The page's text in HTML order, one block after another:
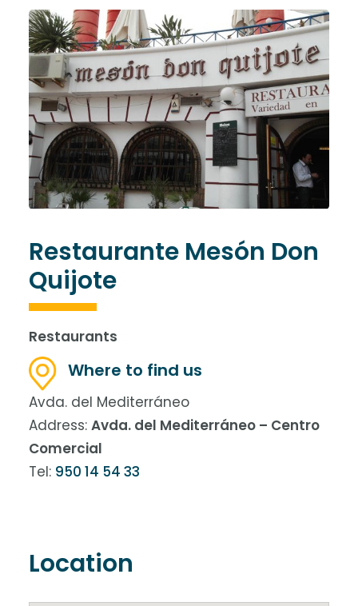
Restaurante Mesón Don
Quijote
Restaurants
Where to find us
Avda. del Mediterráneo
Address: Avda. del Mediterráneo – Centro
Comercial
Tel: 950 14 54 33
Location